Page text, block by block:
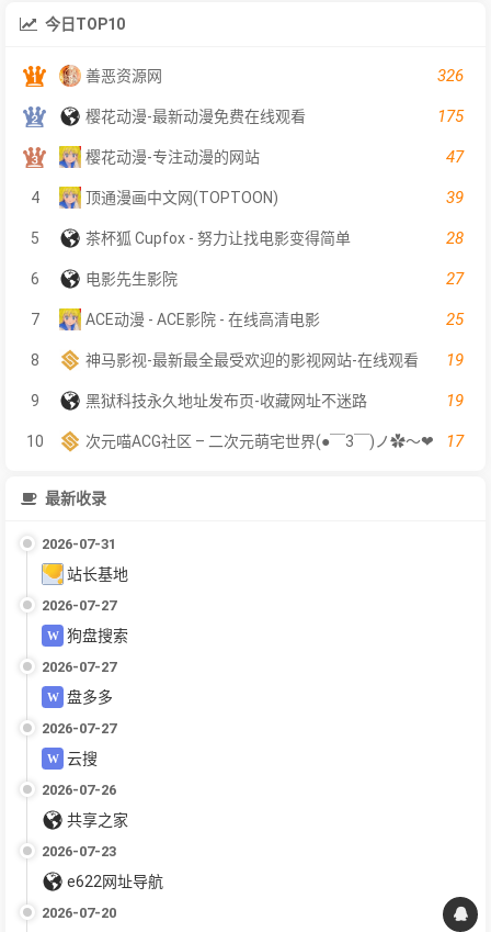
今日TOP10
善恶资源网 326
樱花动漫-最新动漫免费在线观看 175
樱花动漫-专注动漫的网站 47
4 顶通漫画中文网(TOPTOON) 39
5 茶杯狐 Cupfox - 努力让找电影变得简单 28
6 电影先生影院 27
7 ACE动漫 - ACE影院 - 在线高清电影 25
8 神马影视-最新最全最受欢迎的影视网站-在线观看 19
9 黑狱科技永久地址发布页-收藏网址不迷路 19
10 次元喵ACG社区 – 二次元萌宅世界(●￣3￣)ノ✿～❤ 17
最新收录
2026-07-31
站长基地
2026-07-27
狗盘搜索
2026-07-27
盘多多
2026-07-27
云搜
2026-07-26
共享之家
2026-07-23
e622网址导航
2026-07-20